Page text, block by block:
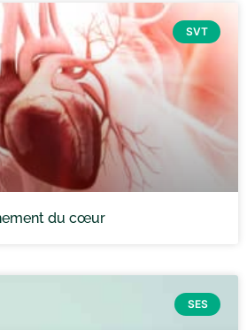
SVT
du cœur
SES